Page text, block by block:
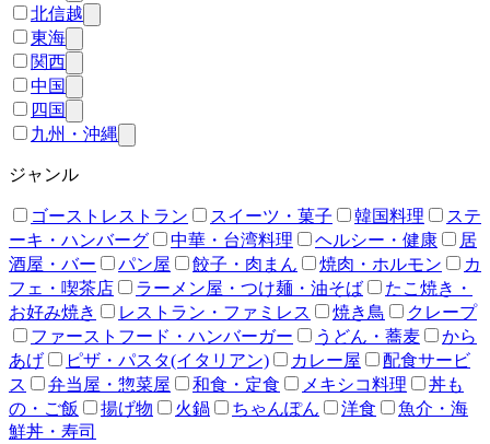
北信越
東海
関西
中国
四国
九州・沖縄
ジャンル
ゴーストレストラン スイーツ・菓子 韓国料理
ステ
ーキ・ハンバーグ
中華・台湾料理 ヘルシー・健康
居
酒屋・バー
パン屋 餃子・肉まん 焼肉・ホルモン
カ
フェ・喫茶店
ラーメン屋・つけ麺・油そば
たこ焼き・
お好み焼き
レストラン・ファミレス 焼き鳥
クレープ
ファーストフード・ハンバーガー
うどん・蕎麦
から
あげ
ピザ・パスタ(イタリアン) カレー屋
配食サービ
ス
弁当屋・惣菜屋 和食・定食 メキシコ料理
丼も
の・ご飯
揚げ物 火鍋 ちゃんぽん 洋食
魚介・海
鮮丼・寿司